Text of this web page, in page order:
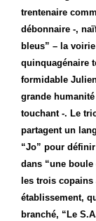
trentenaire
débonnaire -,
bleus” – la
quinquagénaire
formidable
grande
touchant -. Le
partagent un
“Jo” pour
dans “une
les trois
établissement,
branché, “Le